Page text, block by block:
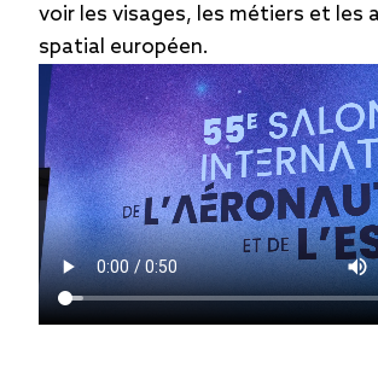
voir les visages, les métiers et les
spatial européen.